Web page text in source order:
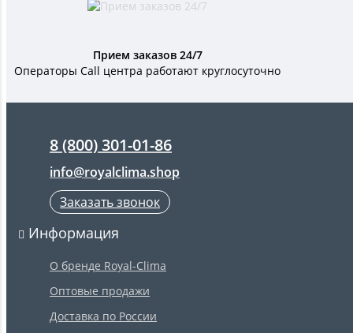
Прием заказов 24/7
Операторы Call центра работают круглосуточно
8 (800) 301-01-86
info@royalclima.shop
Заказать звонок
Информация
О бренде Royal-Clima
Оптовые продажи
Доставка по России